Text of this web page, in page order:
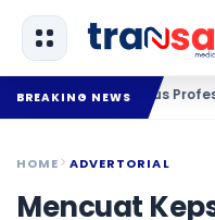
BREAKING NEWS
: Pers Harus Profesional,
HOME ADVERTORIAL
Mencuat